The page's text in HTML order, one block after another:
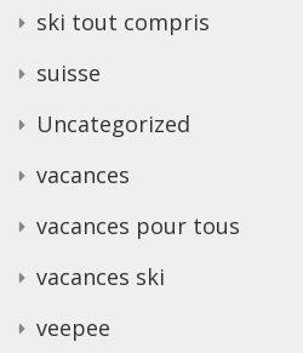
ski tout compris
suisse
Uncategorized
vacances
vacances pour tous
vacances ski
veepee